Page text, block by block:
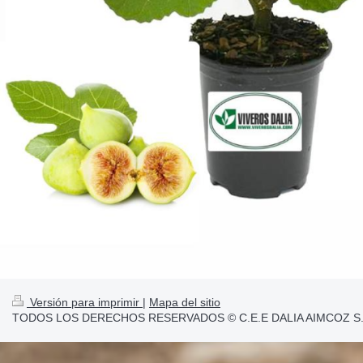
Versión para imprimir | Mapa del sitio
TODOS LOS DERECHOS RESERVADOS © C.E.E DALIA AIMCOZ